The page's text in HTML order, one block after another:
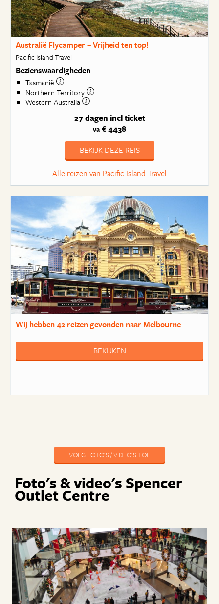
Australië Flycamper – Vrijheid ten top!
Pacific Island Travel
Bezienswaardigheden
Tasmanië
Northern Territory
Western Australia
27 dagen incl ticket
va € 4438
BEKIJK DEZE REIS
Alle reizen van Pacific Island Travel
Wij hebben42 reizengevonden naar Melbourne
BEKIJKEN
VOEG FOTO'S / VIDEO'S TOE
Foto's & video's Spencer
Outlet Centre